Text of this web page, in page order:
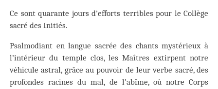
Ce sont quarante jours d’efforts terribles pour le Collège
sacré des Initiés.
Psalmodiant en langue sacrée des chants mystérieux à
l’intérieur du temple clos, les Maîtres extirpent notre
véhicule astral, grâce au pouvoir de leur verbe sacré, des
profondes racines du mal, de l’abîme, où notre Corps